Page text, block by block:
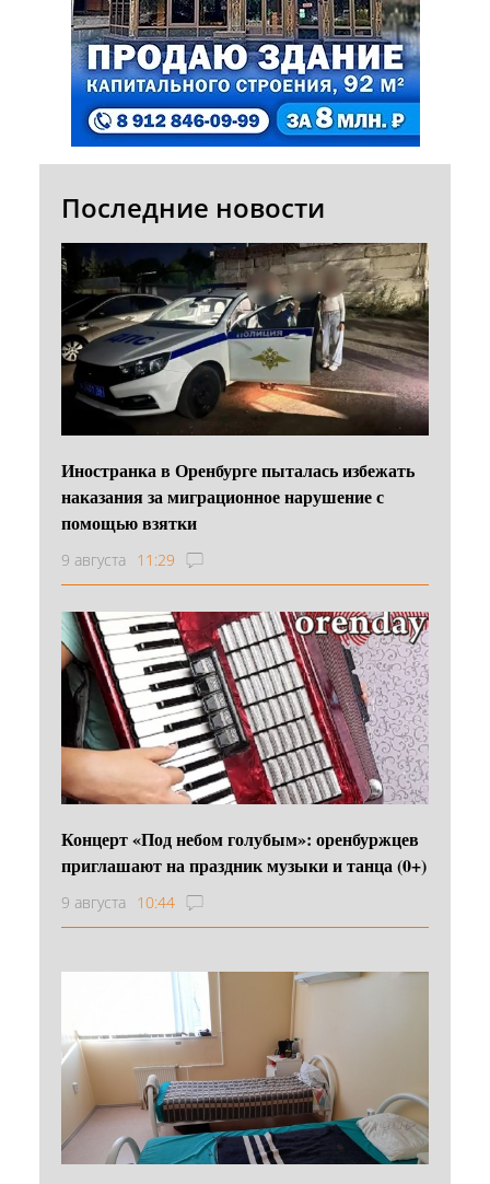
Последние новости
Иностранка в Оренбурге пыталась избежать
наказания за миграционное нарушение с
помощью взятки
9 августа 11:29
Концерт «Под небом голубым»: оренбуржцев
приглашают на праздник музыки и танца (0+)
9 августа 10:44